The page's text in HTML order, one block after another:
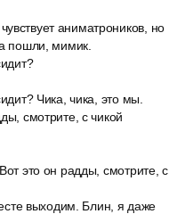
аниматроников, но
пошли, мимик.
Чика, чика, это мы.
смотрите, с чикой
это он радды, смотрите, с
выходим. Блин, я даже